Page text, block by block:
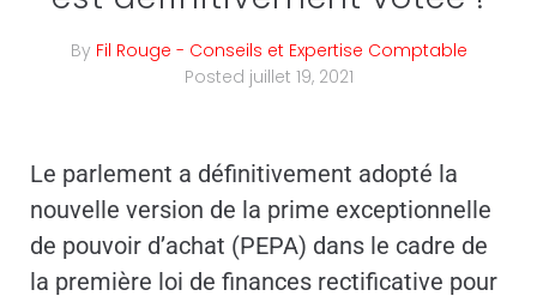
Le fil rouge
Nous rejoindre
By Fil Rouge - Conseils et Expertise Comptable
Posted juillet 19, 2021
Le parlement a définitivement adopté la
nouvelle version de la prime exceptionnelle
de pouvoir d’achat (PEPA) dans le cadre de
la première loi de finances rectificative pour